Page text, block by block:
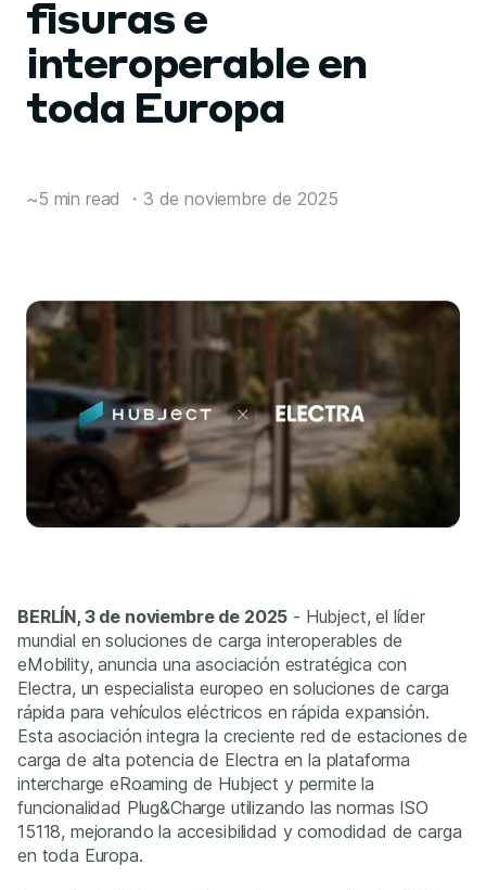
fisuras e
interoperable en
toda Europa
~5 min read ・ 3 de noviembre de 2025
BERLÍN, 3 de noviembre de 2025 - Hubject, el líder
mundial en soluciones de carga interoperables de
eMobility, anuncia una asociación estratégica con
Electra, un especialista europeo en soluciones de carga
rápida para vehículos eléctricos en rápida expansión.
Esta asociación integra la creciente red de estaciones de
carga de alta potencia de Electra en la plataforma
intercharge eRoaming de Hubject y permite la
funcionalidad Plug&Charge utilizando las normas ISO
15118, mejorando la accesibilidad y comodidad de carga
en toda Europa.